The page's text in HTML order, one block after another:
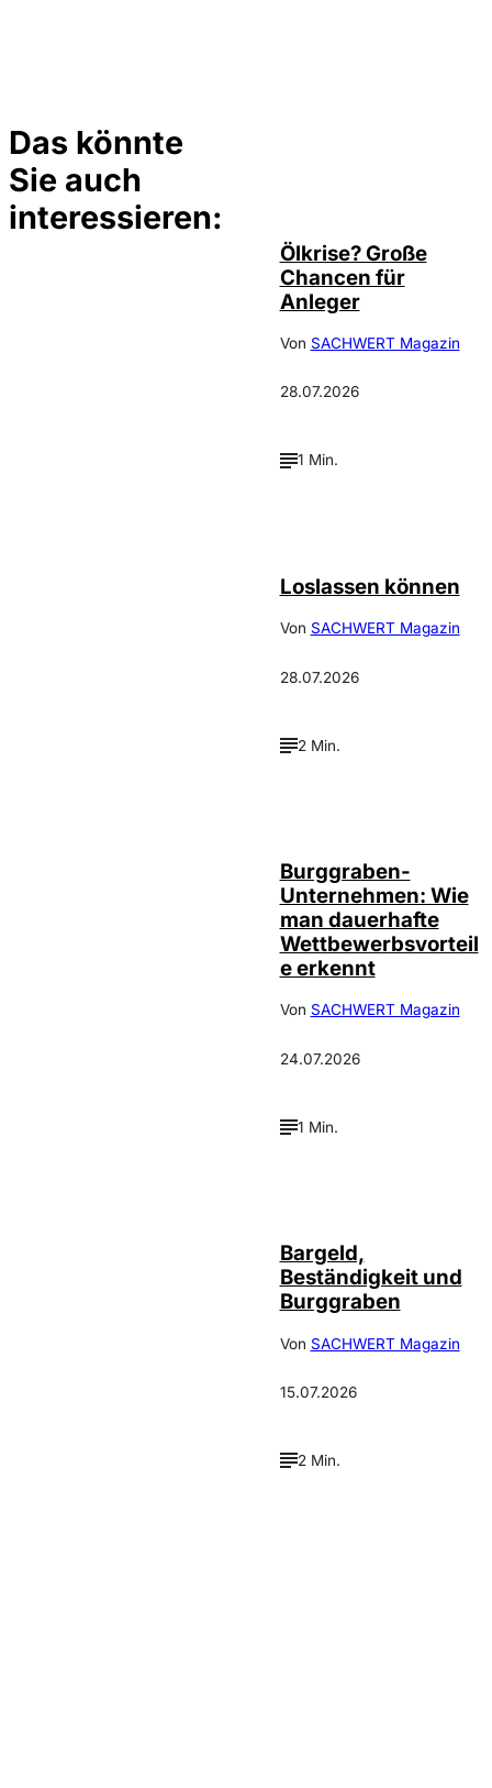
Das könnte
Sie auch
interessieren:
Ölkrise? Große
Chancen für
Anleger
Von SACHWERT Magazin
28.07.2026
1 Min.
Loslassen können
Von SACHWERT Magazin
28.07.2026
2 Min.
Burggraben-
Unternehmen: Wie
man dauerhafte
Wettbewerbsvorteil
e erkennt
Von SACHWERT Magazin
24.07.2026
1 Min.
Bargeld,
Beständigkeit und
Burggraben
Von SACHWERT Magazin
15.07.2026
2 Min.